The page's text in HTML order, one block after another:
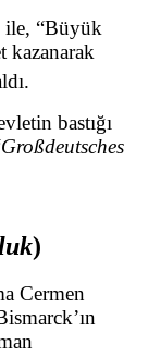
ile, “Büyük
kazanarak
bastığı
Großdeutsches
)
Cermen